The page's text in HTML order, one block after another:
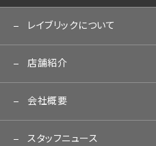
レイブリックについて
店舗紹介
会社概要
スタッフニュース